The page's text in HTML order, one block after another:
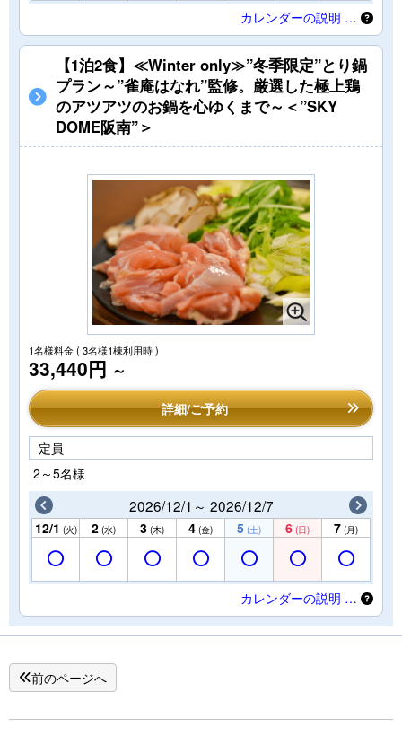
カレンダーの説明 …
【1泊2食】≪Winter only≫”冬季限定”とり鍋
プラン～”雀庵はなれ”監修。厳選した極上鶏
のアツアツのお鍋を心ゆくまで～＜”SKY
DOME阪南”＞
1名様料金( 3名様1棟利用時 )
33,440円 ～
詳細/ご予約
定員
2～5名様
2026/12/1～ 2026/12/7
12/1 (火) 2 (水) 3 (木) 4 (金) 5 (土) 6 (日) 7 (月)
カレンダーの説明 …
前のページへ